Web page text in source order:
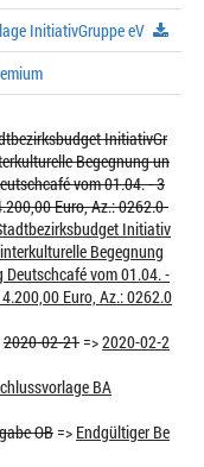
InitiativGruppe eV
InitiativGr
Begegnung un
vom 01.04. - 3
Euro, Az.: 0262.0-
Initiativ
Begegnung
Deutschcafé vom 01.04. -
Euro, Az.: 0262.0
2020-02-21=>2020-02-2
BA
OB=> Endgültiger Be